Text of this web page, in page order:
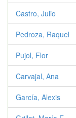
Castro, Julio
Pedroza, Raquel
Pujol, Flor
Carvajal, Ana
García, Alexis